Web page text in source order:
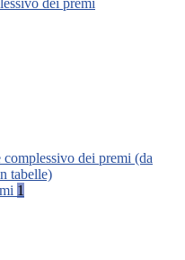
dei premi
dei premi (da
tabelle)
1